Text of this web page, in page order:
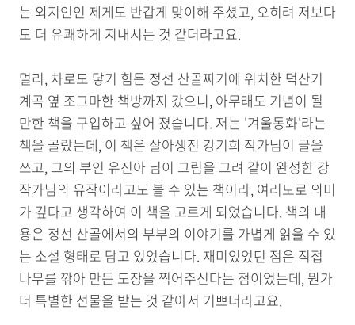
는 외지인인 제게도 반갑게 맞이해 주셨고, 오히려 저보다
도 더 유쾌하게 지내시는 것 같더라고요.
멀리, 차로도 닿기 힘든 정선 산골짜기에 위치한 덕산기
계곡 옆 조그마한 책방까지 갔으니, 아무래도 기념이 될
만한 책을 구입하고 싶어 졌습니다. 저는 '겨울동화'라는
책을 골랐는데, 이 책은 살아생전 강기희 작가님이 글을
쓰고, 그의 부인 유진아 님이 그림을 그려 같이 완성한 강
작가님의 유작이라고도 볼 수 있는 책이라, 여러모로 의미
가 깊다고 생각하여 이 책을 고르게 되었습니다. 책의 내
용은 정선 산골에서의 부부의 이야기를 가볍게 읽을 수 있
는 소설 형태로 담고 있었습니다. 재미있었던 점은 직접
나무를 깎아 만든 도장을 찍어주신다는 점이었는데, 뭔가
더 특별한 선물을 받는 것 같아서 기쁘더라고요.